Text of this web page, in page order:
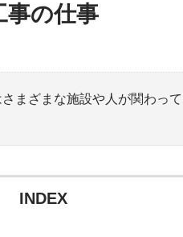
事の仕事
まざまな施設や人が関わっ
INDEX